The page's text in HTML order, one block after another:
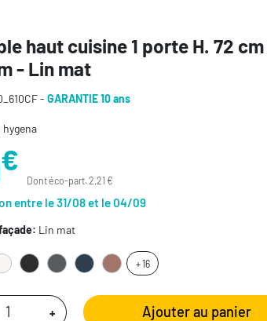
haut cuisine 1 porte H. 72
- Lin mat
- GARANTIE 10 ans
hygena
€
Dont éco-part. 2,21 €
entre le 31/08 et le 04/09
Lin mat
+ 16
+ Ajouter au panier